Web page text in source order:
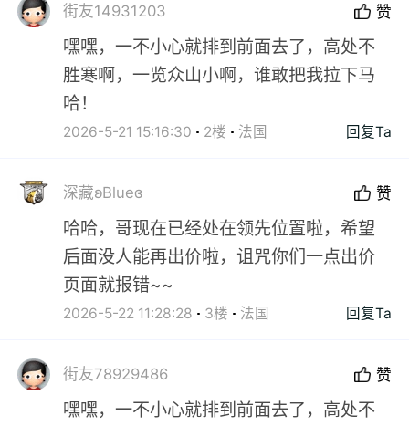
街友14931203 赞
嘿嘿，一不小心就排到前面去了，高处不
胜寒啊，一览众山小啊，谁敢把我拉下马
哈！
2026-5-21 15:16:30 2楼 法国 回复Ta
深藏ʚBlueɞ 赞
哈哈，哥现在已经处在领先位置啦，希望
后面没人能再出价啦，诅咒你们一点出价
页面就报错~~
2026-5-22 11:28:28 3楼 法国 回复Ta
街友78929486 赞
嘿嘿，一不小心就排到前面去了，高处不